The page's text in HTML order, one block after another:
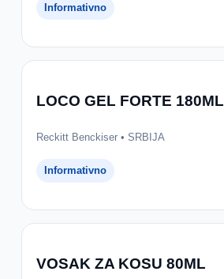
Informativno
LOCO GEL FORTE 180ML
Reckitt Benckiser • SRBIJA
Informativno
VOSAK ZA KOSU 80ML